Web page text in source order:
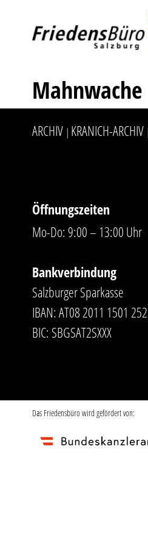
Mahnwache
ARCHIV | KRANICH-ARCHIV |
Öffnungszeiten
Mo-Do: 9:00 – 13:00 Uhr
Bankverbindung
Salzburger Sparkasse
IBAN: AT08 2011 1501
BIC: SBGSAT2SXXX
Das Friedensbüro wird gefördert von: